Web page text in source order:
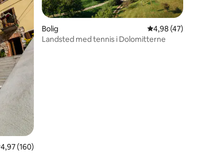
omtaler
ud af 5 i gennemsnitlig bedømmelse, 160 omtaler
4,97 (160)
Bolig 4,98 ud af 5 i
4,98 (47)
Landsted med tennis i Dolomitterne